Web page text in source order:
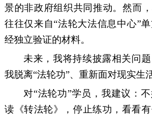
景的非政府组织共同推动。然而，
往往仅来自“法轮大法信息中心”
经独立验证的材料。
未来，我将持续披露相关问
我脱离“法轮功”、重新面对现实生
对“法轮功”学员， 我建议：
读《转法轮》，停止练功，看看